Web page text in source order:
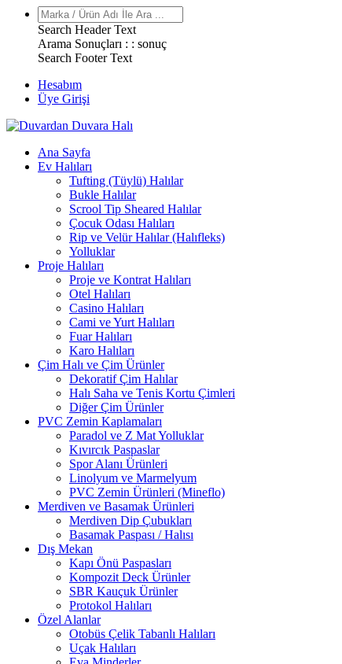
Search Header Text
Arama Sonuçları : : sonuç
Search Footer Text
Hesabım
Üye Girişi
Ana Sayfa
Ev Halıları
Tufting (Tüylü) Halılar
Bukle Halılar
Scrool Tip Sheared Halılar
Çocuk Odası Halıları
Rip ve Velür Halılar (Halıfleks)
Yolluklar
Proje Halıları
Proje ve Kontrat Halıları
Otel Halıları
Casino Halıları
Cami ve Yurt Halıları
Fuar Halıları
Karo Halıları
Çim Halı ve Çim Ürünler
Dekoratif Çim Halılar
Halı Saha ve Tenis Kortu Çimleri
Diğer Çim Ürünler
PVC Zemin Kaplamaları
Paradol ve Z Mat Yolluklar
Kıvırcık Paspaslar
Spor Alanı Ürünleri
Linolyum ve Marmelyum
PVC Zemin Ürünleri (Mineflo)
Merdiven ve Basamak Ürünleri
Merdiven Dip Çubukları
Basamak Paspası / Halısı
Dış Mekan
Kapı Önü Paspasları
Kompozit Deck Ürünler
SBR Kauçuk Ürünler
Protokol Halıları
Özel Alanlar
Otobüs Çelik Tabanlı Halıları
Uçak Halıları